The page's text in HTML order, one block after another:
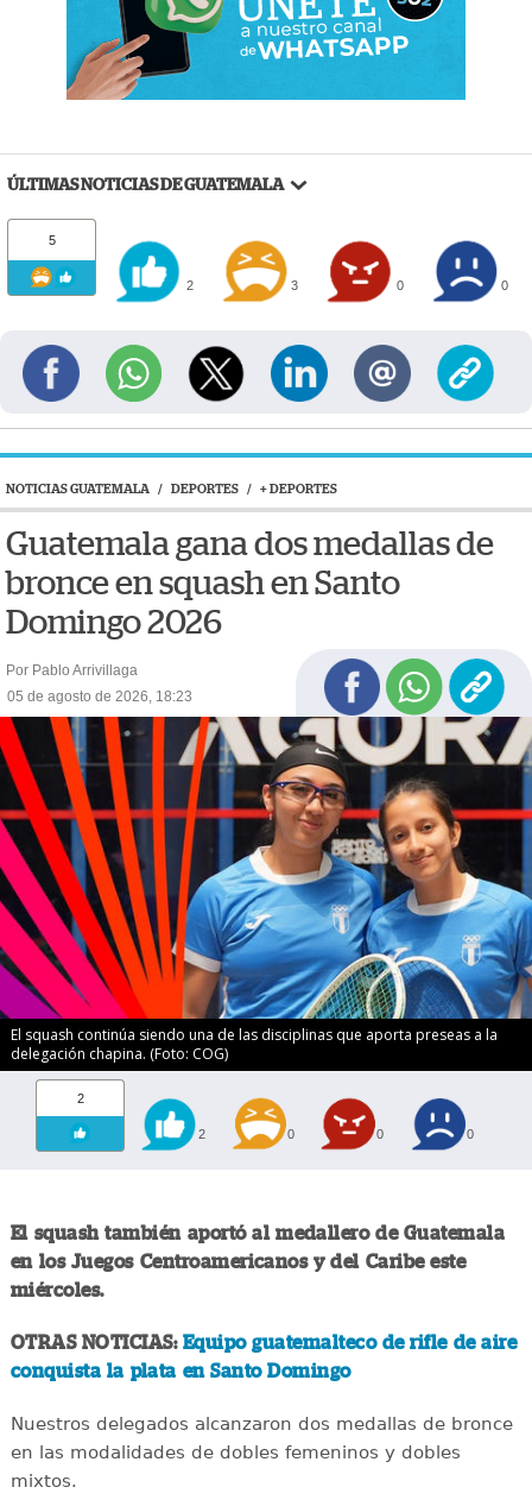
ÚLTIMAS NOTICIAS DE GUATEMALA
5
2 3 0 0
NOTICIAS GUATEMALA / DEPORTES / + DEPORTES
Guatemala gana dos medallas de
bronce en squash en Santo
Domingo 2026
Por Pablo Arrivillaga
05 de agosto de 2026, 18:23
El squash continúa siendo una de las disciplinas que aporta preseas a la
delegación chapina. (Foto: COG)
2
2 0 0 0
El squash también aportó al medallero de Guatemala
en los Juegos Centroamericanos y del Caribe este
miércoles.
OTRAS NOTICIAS: Equipo guatemalteco de rifle de aire
conquista la plata en Santo Domingo
Nuestros delegados alcanzaron dos medallas de bronce
en las modalidades de dobles femeninos y dobles
mixtos.